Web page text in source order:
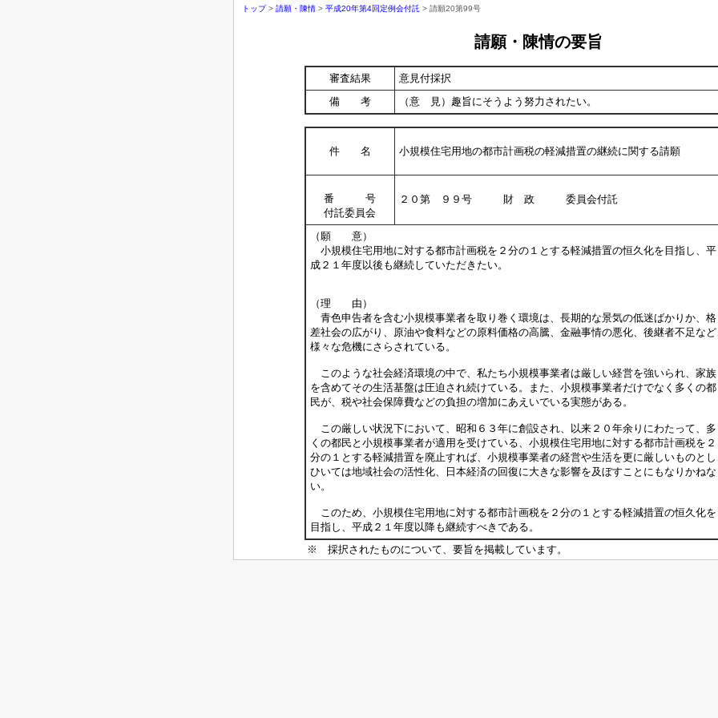
トップ> 請願・陳情 > 平成20年第4回定例会付託 > 請願20第99号
請願・陳情の要旨
審査結果
意見付採択
備 考
（意 見）趣旨にそうよう努力されたい。
件 名 小規模住宅用地の都市計画税の軽減措置の継続に関する請願
番 号
付託委員会
２０第 ９９号 財 政 委員会付託
（願 意）
小規模住宅用地に対する都市計画税を２分の１とする軽減措置の恒久化を目指し、平
成２１年度以後も継続していただきたい。
（理 由）
青色申告者を含む小規模事業者を取り巻く環境は、長期的な景気の低迷ばかりか、格
差社会の広がり、原油や食料などの原料価格の高騰、金融事情の悪化、後継者不足など
様々な危機にさらされている。
このような社会経済環境の中で、私たち小規模事業者は厳しい経営を強いられ、家族
を含めてその生活基盤は圧迫され続けている。また、小規模事業者だけでなく多くの都
民が、税や社会保障費などの負担の増加にあえいでいる実態がある。
この厳しい状況下において、昭和６３年に創設され、以来２０年余りにわたって、多
くの都民と小規模事業者が適用を受けている、小規模住宅用地に対する都市計画税を２
分の１とする軽減措置を廃止すれば、小規模事業者の経営や生活を更に厳しいものとし
ひいては地域社会の活性化、日本経済の回復に大きな影響を及ぼすことにもなりかねな
い。
このため、小規模住宅用地に対する都市計画税を２分の１とする軽減措置の恒久化を
目指し、平成２１年度以降も継続すべきである。
※ 採択されたものについて、要旨を掲載しています。